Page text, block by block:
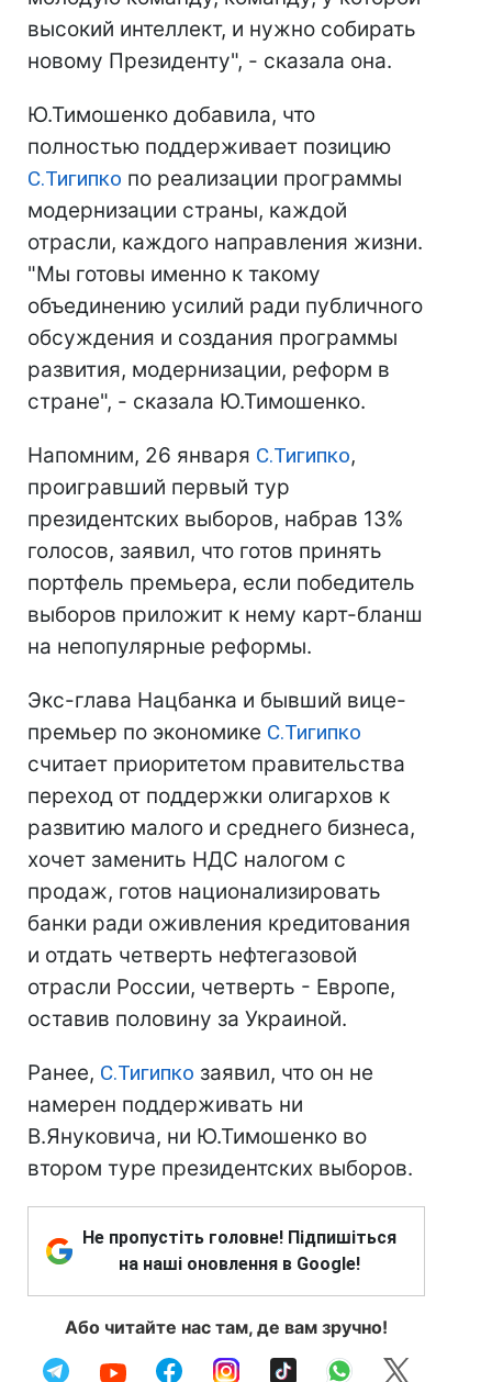
высокий интеллект, и нужно собирать
новому Президенту", - сказала она.
Ю.Тимошенко добавила, что
полностью поддерживает позицию
С.Тигипко по реализации программы
модернизации страны, каждой
отрасли, каждого направления жизни.
"Мы готовы именно к такому
объединению усилий ради публичного
обсуждения и создания программы
развития, модернизации, реформ в
стране", - сказала Ю.Тимошенко.
Напомним, 26 января С.Тигипко,
проигравший первый тур
президентских выборов, набрав 13%
голосов, заявил, что готов принять
портфель премьера, если победитель
выборов приложит к нему карт-бланш
на непопулярные реформы.
Экс-глава Нацбанка и бывший вице-
премьер по экономике С.Тигипко
считает приоритетом правительства
переход от поддержки олигархов к
развитию малого и среднего бизнеса,
хочет заменить НДС налогом с
продаж, готов национализировать
банки ради оживления кредитования
и отдать четверть нефтегазовой
отрасли России, четверть - Европе,
оставив половину за Украиной.
Ранее, С.Тигипко заявил, что он не
намерен поддерживать ни
В.Януковича, ни Ю.Тимошенко во
втором туре президентских выборов.
Не пропустіть головне! Підпишіться
на наші оновлення в Google!
Або читайте нас там, де вам зручно!